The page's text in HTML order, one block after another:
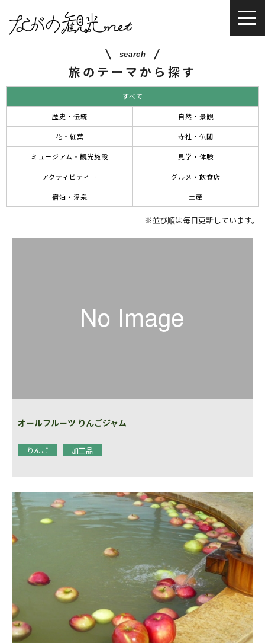
search
旅のテーマから探す
すべて
歴史・伝統 自然・景観
花・紅葉 寺社・仏閣
ミュージアム・観光施設 見学・体験
アクティビティー グルメ・飲食店
宿泊・温泉 土産
※並び順は毎日更新しています。
オールフルーツ りんごジャム
りんご 加工品